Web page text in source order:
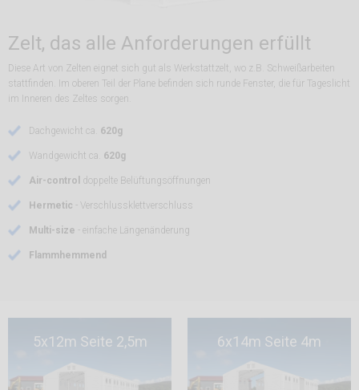
Zelt, das alle Anforderungen erfüllt
Diese Art von Zelten eignet sich gut als Werkstattzelt, wo z.B. Schweißarbeiten
stattfinden. Im oberen Teil der Plane befinden sich runde Fenster, die für Tageslicht
im Inneren des Zeltes sorgen.
Dachgewicht ca. 620g
Wandgewicht ca. 620g
Air-control doppelte Belüftungsöffnungen
Hermetic - Verschlussklettverschluss
Multi-size - einfache Längenänderung
Flammhemmend
5x12m Seite 2,5m 6x14m Seite 4m